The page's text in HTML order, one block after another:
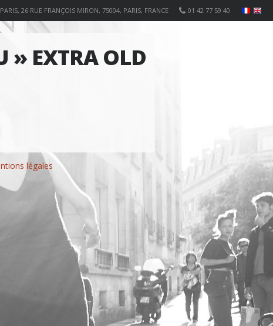
01 42 77 59 40
26 RUE FRANÇOIS MIRON, 75004, PARIS, FRANCE
» EXTRA OLD
légales